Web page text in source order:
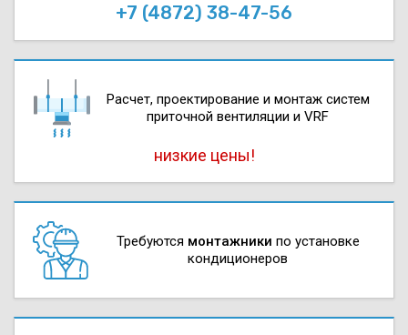
+7 (4872) 38-47-56
Расчет, проектирова­ние и монтаж систем
приточной вентиляции и VRF
низкие цены!
Требуются монтажники по установке
кондиционеров